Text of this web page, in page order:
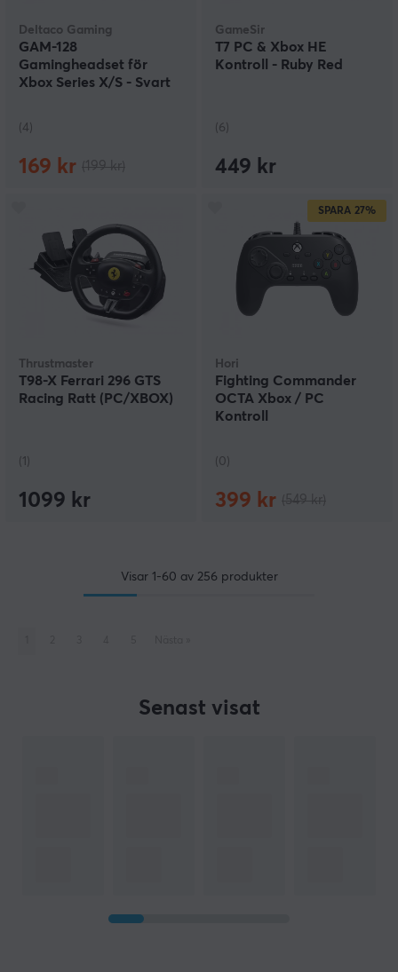
Deltaco Gaming
GAM-128
Gamingheadset för
Xbox Series X/S - Svart
(4)
169 kr
GameSir
T7 PC & Xbox HE
Kontroll - Ruby Red
(6)
449 kr
Thrustmaster
T98-X Ferrari 296 GTS
Racing Ratt (PC/XBOX)
(1)
1099 kr
SPARA 27%
Hori
Fighting Commander
OCTA Xbox / PC
Kontroll
(0)
399 kr
Visar 1-60 av 256 produkter
Senast visat